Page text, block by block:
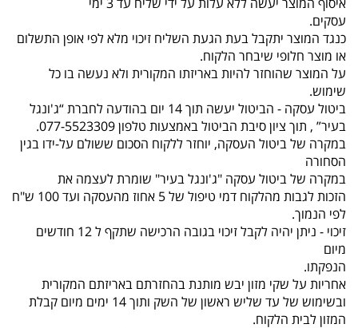
עסקים.
כנגד המוצר יתקבל בעת הגעת השליח זיכוי מלא לפי אופן התשלום
או מוצר חלופי שיבחר הלקוח.
על המוצר שהוחזר להיות באריזתו המקורית ולא נעשה בו כל
שימוש.
ביטול עסקה - הביטול יעשה תוך 14 יום בהודעה לחברת “ג'ונגל
בעיר” , תוך ציון סיבת הביטול באמצעות טלפון 077-5523309.
במקרה של ביטול העסקה, יוחזר ללקוח הסכום ששולם על-ידו בגין
הסחורה
במקרה של ביטול עסקה "ג'ונגל בעיר" שומרת לעצמה את
הזכות לגבות מהלקוח דמי טיפול של 5 אחוז מהעסקה ועד 100 ש"ח
לפי הנמוך.
זיכוי - ניתן יהיה לקבל זיכוי בגובה הרכישה שתקף ל 12 חודשים
מיום
הנפקתו.
אחריות על שקי מזון יבש מותנת בהחזרתם באריזתם המקורית
ובשימוש של עד שליש ראשון של השק ותוך 14 ימים מיום קבלת
המזון לבית הלקוח.